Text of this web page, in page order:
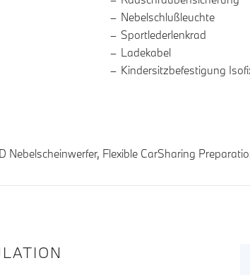
Nebelschlußleuchte
Sportlederlenkrad
Ladekabel
Kindersitzbefestigung
Flexible CarSharing